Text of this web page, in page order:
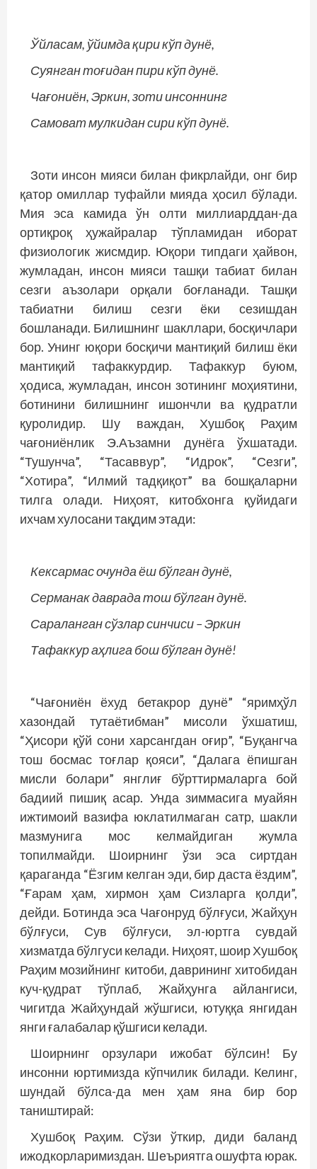
Ўйласам, ўйимда қири кўп дунё,
Суянган тоғидан пири кўп дунё.
Чағониён, Эркин, зоти инсоннинг
Самоват мулкидан сири кўп дунё.
Зоти инсон мияси билан фикрлайди, онг бир
қатор омиллар туфайли мияда ҳосил бўлади.
Мия эса камида ўн олти миллиарддан-да
ортиқроқ ҳужайралар тўпламидан иборат
физио­логик жисмдир. Юқори типдаги ҳайвон,
жумладан, инсон мияси ташқи табиат билан
сезги аъзолари орқали боғланади. Ташқи
табиатни билиш сезги ёки сезишдан
бошланади. Билишнинг шакллари, босқичлари
бор. Унинг юқори босқичи мантиқий билиш ёки
мантиқий тафаккурдир. Тафаккур буюм,
ҳодиса, жумладан, инсон зотининг моҳиятини,
ботинини билишнинг ишончли ва қудратли
қуролидир. Шу важдан, Хушбоқ Раҳим
чағониёнлик Э.Аъзамни дунёга ўхшатади.
“Тушунча”, “Тасаввур”, “Идрок”, “Сезги”,
“Хотира”, “Илмий тадқиқот” ва бошқаларни
тилга олади. Ниҳоят, китобхонга қуйидаги
ихчам хулосани тақдим этади:
Кексармас очунда ёш бўлган дунё,
Серманак даврада тош бўлган дунё.
Сараланган сўзлар синчиси – Эркин
Тафаккур аҳлига бош бўлган дунё!
“Чағониён ёхуд бетакрор дунё” “яримҳўл
хазондай тутаётибман” мисоли ўхшатиш,
“Ҳисори қўй сони харсангдан оғир”, “Буқангча
тош босмас тоғлар қояси”, “Далага ёпишган
мисли болари” янглиғ бўрттирмаларга бой
бадиий пишиқ асар. Унда зиммасига муайян
ижтимоий вазифа юклатилмаган сатр, шакли
мазмунига мос келмайдиган жумла
топилмайди. Шоирнинг ўзи эса сиртдан
қараганда “Ёзгим келган эди, бир даста ёздим”,
“Ғарам ҳам, хирмон ҳам Сизларга қолди”,
дейди. Ботинда эса Чағонруд бўлғуси, Жайҳун
бўлғуси, Сув бўлғуси, эл-­юртга сувдай
хизматда бўлгуси келади. Ниҳоят, шоир Хушбоқ
Раҳим мозийнинг китоби, даврининг хитобидан
куч-қудрат тўплаб, Жайҳунга айлангиси,
чигитда Жайҳундай жўшгиси, ютуққа янгидан
янги ғалабалар қўшгиси келади.
Шоирнинг орзулари ижобат бўлсин! Бу
инсонни юртимизда кўпчилик билади. Келинг,
шундай бўлса-да мен ҳам яна бир бор
таништирай:
Хушбоқ Раҳим. Сўзи ўткир, диди баланд
ижодкорларимиздан. Шеъриятга ошуфта юрак.